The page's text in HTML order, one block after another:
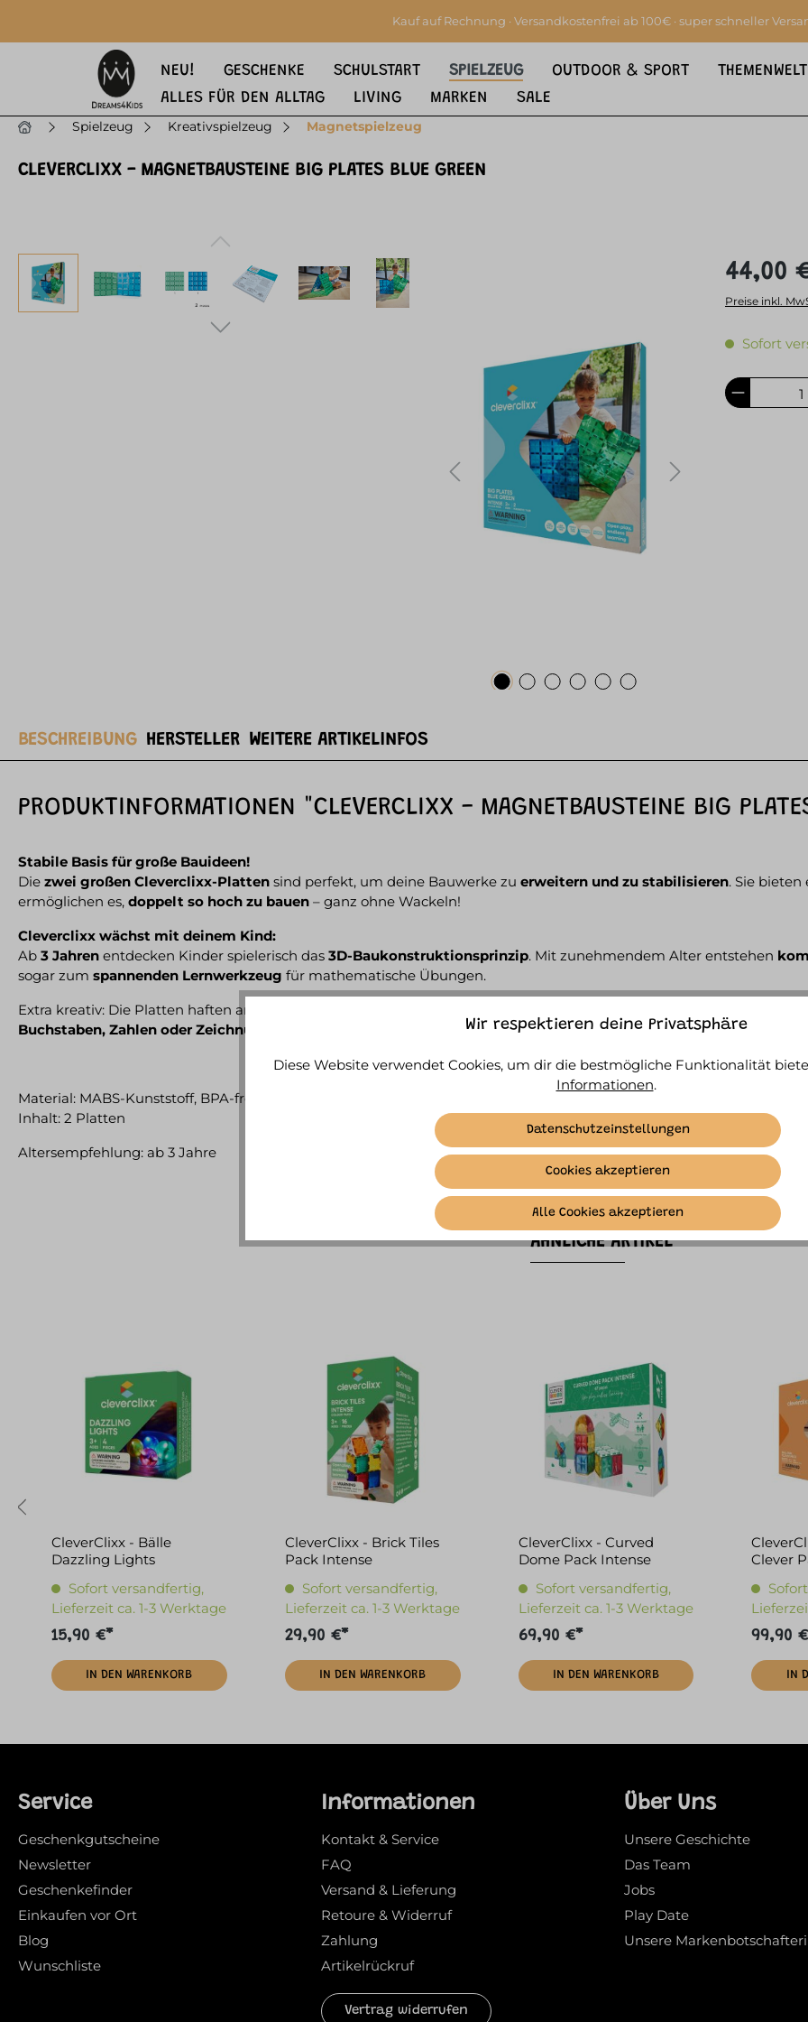
Kauf auf Rechnung · Versandkostenfrei ab 100€ · super schneller
NEU! GESCHENKE SCHULSTART SPIELZEUG OUTDOOR & SPORT
THEMENWELT
ALLES FÜR DEN ALLTAG
LIVING MARKEN SALE
Spielzeug Kreativspielzeug Magnetspielzeug
CLEVERCLIXX - MAGNETBAUSTEINE BIG PLATES BLUE GREEN
Bildergalerie überspringen 44,00
Preise inkl.
Sofort
BESCHREIBUNG HERSTELLER WEITERE ARTIKELINFOS
PRODUKTINFORMATIONEN "CLEVERCLIXX - MAGNETBAUSTEINE BIG
Stabile Basis für große Bauideen!
Die zwei großen Cleverclixx-Platten sind perfekt, um deine Bauwerke zu erweitern und zu stabilisieren. Sie bieten
ermöglichen es, doppelt so hoch zu bauen – ganz ohne Wackeln!
Cleverclixx wächst mit deinem Kind:
Ab 3 Jahren entdecken Kinder spielerisch das 3D-Baukonstruktionsprinzip. Mit zunehmendem Alter entstehen
sogar zum spannenden Lernwerkzeug für mathematische Übungen.
Extra kreativ: Die Platten haften an
Buchstaben, Zahlen oder Zeichnungen
gestaltet werden – für grenzenlosen Spiel- und Lernspaß.
Material: MABS-Kunststoff, BPA-frei
Inhalt: 2 Platten
Altersempfehlung: ab 3 Jahre
ÄHNLICHE ARTIKEL
CleverClixx - Bälle
Dazzling Lights
Sofort versandfertig,
Lieferzeit ca. 1-3 Werktage
15,90 €*
IN DEN WARENKORB
CleverClixx - Brick Tiles
Pack Intense
Sofort versandfertig,
Lieferzeit ca. 1-3 Werktage
29,90 €*
IN DEN WARENKORB
CleverClixx - Curved
Dome Pack Intense
Sofort versandfertig,
Lieferzeit ca. 1-3 Werktage
69,90 €*
IN DEN WARENKORB
Clever
99,90
IN
Service
Geschenkgutscheine
Newsletter
Geschenkefinder
Einkaufen vor Ort
Blog
Wunschliste
Informationen
Kontakt & Service
FAQ
Versand & Lieferung
Retoure & Widerruf
Zahlung
Artikelrückruf
Vertrag widerrufen
Über Uns
Unsere Geschichte
Das Team
Jobs
Play Date
Unsere
Wir respektieren deine Privatsphäre
Diese Website verwendet Cookies, um dir die bestmögliche Funktionalität
Informationen.
Datenschutzeinstellungen
Cookies akzeptieren
Alle Cookies akzeptieren